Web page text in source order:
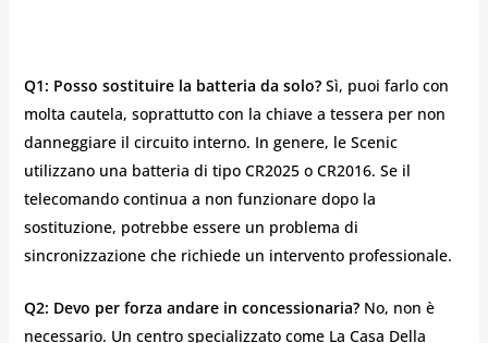
Q1: Posso sostituire la batteria da solo?Sì, puoi farlo con
molta cautela, soprattutto con la chiave a tessera per non
danneggiare il circuito interno. In genere, le Scenic
utilizzano una batteria di tipo CR2025 o CR2016. Se il
telecomando continua a non funzionare dopo la
sostituzione, potrebbe essere un problema di
sincronizzazione che richiede un intervento professionale.
Q2: Devo per forza andare in concessionaria?No, non è
necessario. Un centro specializzato come La Casa Della